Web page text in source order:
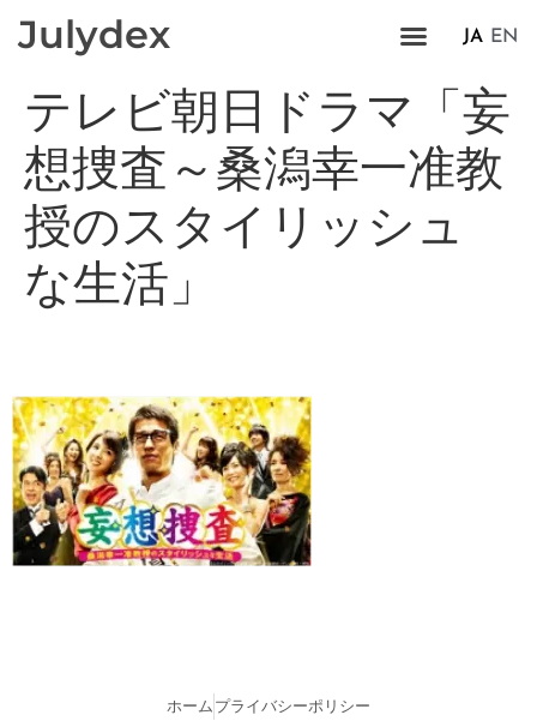
Julydex JA EN
テレビ朝日ドラマ「妄
想捜査～桑潟幸一准教
授のスタイリッシュ
な生活」
ホーム プライバシーポリシー